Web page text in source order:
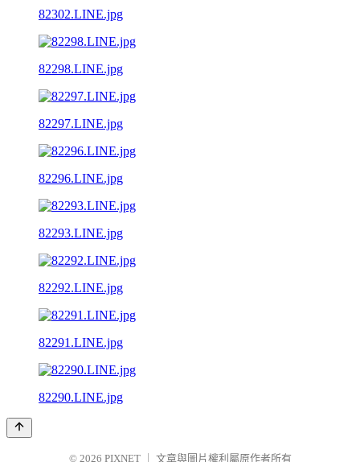
82302.LINE.jpg
82298.LINE.jpg
82297.LINE.jpg
82296.LINE.jpg
82293.LINE.jpg
82292.LINE.jpg
82291.LINE.jpg
82290.LINE.jpg
© 2026 PIXNET 文章與圖片權利屬原作者所有